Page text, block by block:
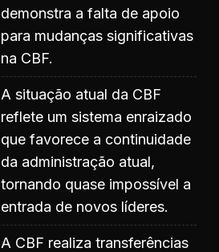
demonstra a falta de apoio
para mudanças significativas
na CBF.
A situação atual da CBF
reflete um sistema enraizado
que favorece a continuidade
da administração atual,
tornando quase impossível a
entrada de novos líderes.
A CBF realiza transferências